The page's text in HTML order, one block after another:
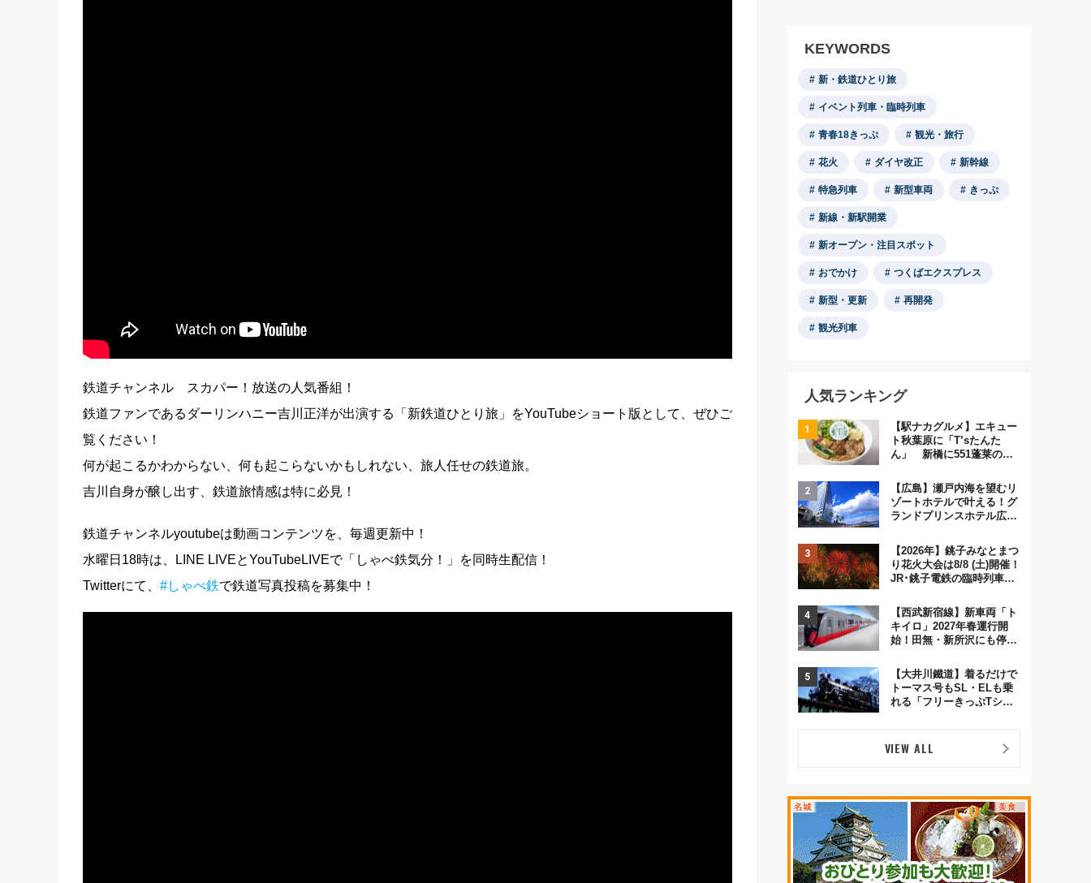
鉄道チャンネル スカパー！放送の人気番組！
鉄道ファンであるダーリンハニー吉川正洋が出演する「新鉄道ひとり旅」をYouTubeショート版として、ぜひご
覧ください！
何が起こるかわからない、何も起こらないかもしれない、旅人任せの鉄道旅。
吉川自身が醸し出す、鉄道旅情感は特に必見！
鉄道チャンネルyoutubeは動画コンテンツを、毎週更新中！
水曜日18時は、LINE LIVEとYouTubeLIVEで「しゃべ鉄気分！」を同時生配信！
Twitterにて、 #しゃべ鉄で鉄道写真投稿を募集中！
KEYWORDS
新・鉄道ひとり旅
イベント列車・臨時列車
青春18きっぷ 観光・旅行
花火 ダイヤ改正 新幹線
特急列車 新型車両 きっぷ
新線・新駅開業
新オープン・注目スポット
おでかけ つくばエクスプレス
新型・更新 再開発
観光列車
人気ランキング
【駅ナカグルメ】エキュー
ト秋葉原に「T’sたんた
ん」 新橋に551蓬莱の
オムライス専門店「肉とた
まご」新グルメ続々登場！
【2026年8月】
【広島】瀬戸内海を望むリ
ゾートホテルで叶える！グ
ランドプリンスホテル広島
ジュアルパーティープラン
【2026年】銚子みなとまつ
り花火大会は8/8 (土)開催！
JR･銚子電鉄の臨時列車や
く8,000発の大迫力＆屋台
を満喫
【西武新宿線】新車両「ト
キイロ」2027年春運行開
始！田無・新所沢にも停
弾」も
【大井川鐵道】着るだけで
トーマス号もSL・ELも乗
れる「フリーきっぷTシャ
VIEW ALL